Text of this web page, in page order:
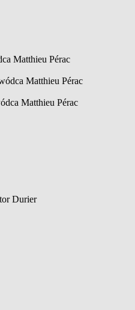
Matthieu Pérac
Matthieu Pérac
Matthieu Pérac
Durier